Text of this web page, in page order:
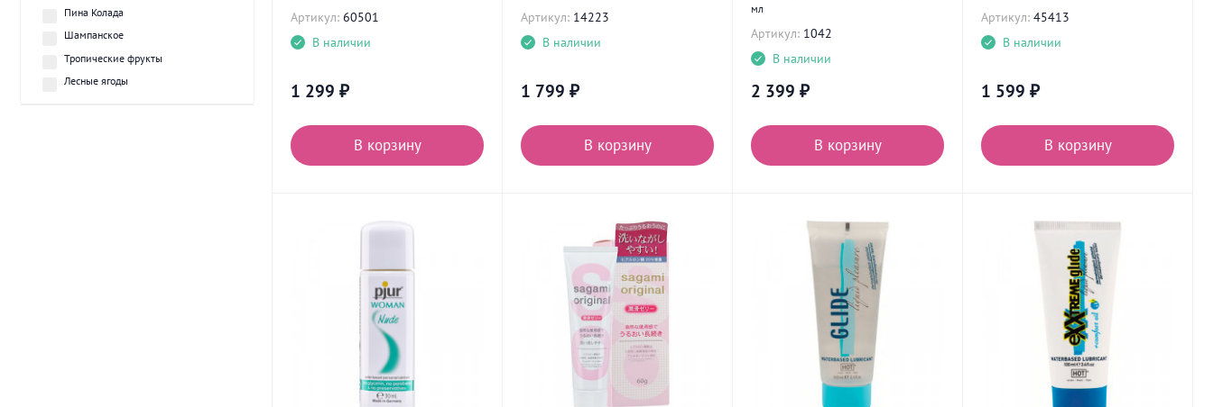
Пина Колада
Шампанское
Тропические фрукты
Лесные ягоды
Артикул: 60501
В наличии
1 299 ₽
В корзину
Артикул: 14223
В наличии
1 799 ₽
В корзину
мл
Артикул: 1042
В наличии
2 399 ₽
В корзину
Артикул: 45413
В наличии
1 599 ₽
В корзину